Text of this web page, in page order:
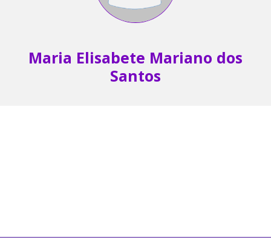
Maria Elisabete Mariano dos
Santos